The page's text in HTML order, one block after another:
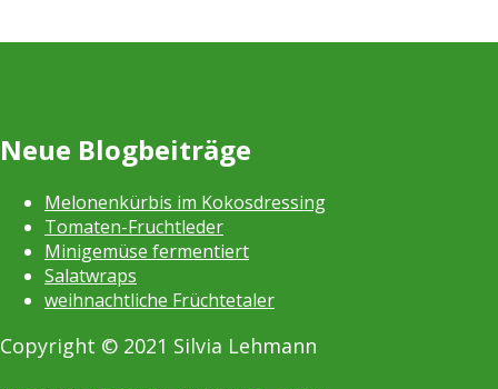
Neue Blogbeiträge
Melonenkürbis im Kokosdressing
Tomaten-Fruchtleder
Minigemüse fermentiert
Salatwraps
weihnachtliche Früchtetaler
Copyright © 2021 Silvia Lehmann